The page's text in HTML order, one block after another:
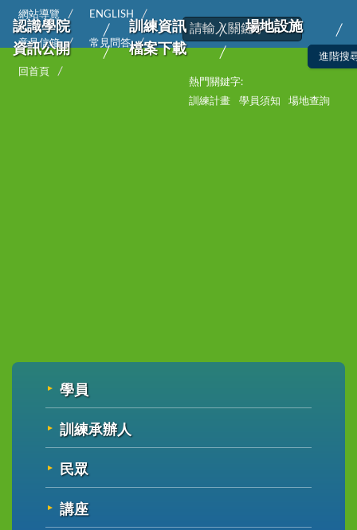
網站導覽 ENGLISH
意見信箱 常見問答
回首頁
熱門關鍵字:
訓練計畫
學員須知 場地查詢
認識學院 訓練資訊
場地設施
資訊公開
檔案下載
學員
訓練承辦人
民眾
講座